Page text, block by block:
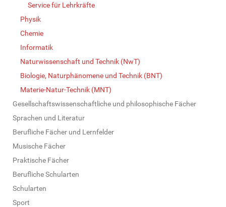
Service für Lehrkräfte
Physik
Chemie
Informatik
Naturwissenschaft und Technik (NwT)
Biologie, Naturphänomene und Technik (BNT)
Materie-Natur-Technik (MNT)
Gesellschaftswissenschaftliche und philosophische Fächer
Sprachen und Literatur
Berufliche Fächer und Lernfelder
Musische Fächer
Praktische Fächer
Berufliche Schularten
Schularten
Sport